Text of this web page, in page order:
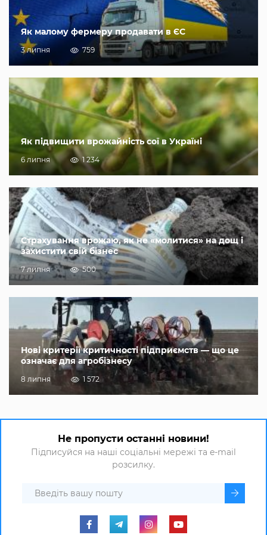
Як малому фермеру продавати в ЄС
3 липня 759
Як підвищити врожайність сої в Україні
6 липня 1 234
Страхування врожаю, як не «молитися» на дощ і
захистити свій бізнес
7 липня 500
Нові критерії критичності підприємств — що це
означає для агробізнесу
8 липня 1 572
Не пропусти останні новини!
Підписуйся на наші соціальні мережі та e-mail
розсилку.